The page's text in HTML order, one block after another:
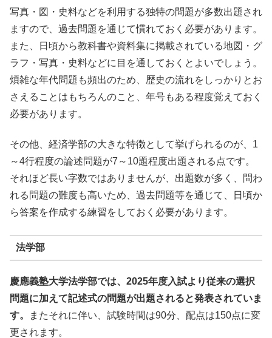
写真・図・史料などを利用する独特の問題が多数出題され
ますので、過去問題を通じて慣れておく必要があります。
また、日頃から教科書や資料集に掲載されている地図・グ
ラフ・写真・史料などに目を通しておくとよいでしょう。
煩雑な年代問題も頻出のため、歴史の流れをしっかりとお
さえることはもちろんのこと、年号もある程度覚えておく
必要があります。
その他、経済学部の大きな特徴として挙げられるのが、1
～4行程度の論述問題が7～10題程度出題される点です。
それほど長い字数ではありませんが、出題数が多く、問わ
れる問題の難度も高いため、過去問題等を通じて、日頃か
ら答案を作成する練習をしておく必要があります。
法学部
慶應義塾大学法学部では、2025年度入試より従来の選択
問題に加えて記述式の問題が出題されると発表されていま
す。
またそれに伴い、試験時間は90分、配点は150点に変
更されます。